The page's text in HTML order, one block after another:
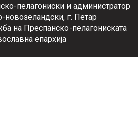
пелагониски и администратор
новозеландски, г. Петар
на Преспанско-пелагониската
епархија